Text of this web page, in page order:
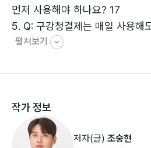
먼저 사용해야 하나요? 17
5. Q: 구강청결제는 매일 사용해
6. Q: 혀 클리너는 왜 사용해야 하
10. Q: 스케일링은 꼭 해야 하나
나요? 33
펼쳐보기
작가 정보
저자(글) 조숭현